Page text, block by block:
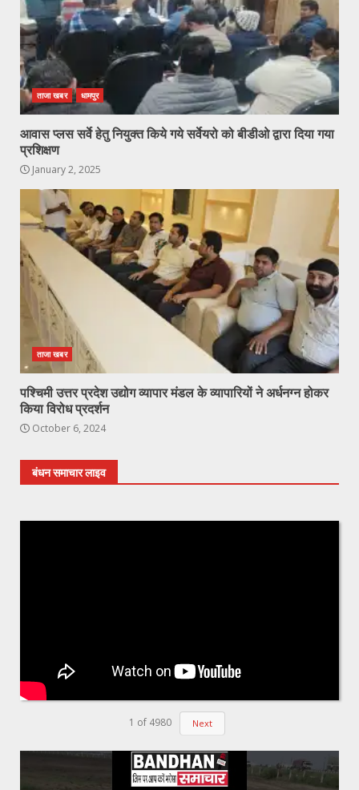
ताजा खबर धामपुर
आवास प्लस सर्वे हेतु नियुक्त किये गये सर्वेयरो को बीडीओ द्वारा दिया गया
प्रशिक्षण
January 2, 2025
ताजा खबर
पश्चिमी उत्तर प्रदेश उद्योग व्यापार मंडल के व्यापारियों ने अर्धनग्न होकर
किया विरोध प्रदर्शन
October 6, 2024
बंधन समाचार लाइव
1 of 4980 Next